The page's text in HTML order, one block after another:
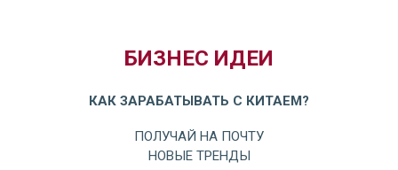
БИЗНЕС ИДЕИ
КАК ЗАРАБАТЫВАТЬ С КИТАЕМ?
ПОЛУЧАЙ НА ПОЧТУ
НОВЫЕ ТРЕНДЫ